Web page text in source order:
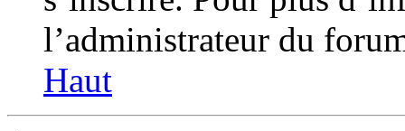
l’administrateur du
Haut